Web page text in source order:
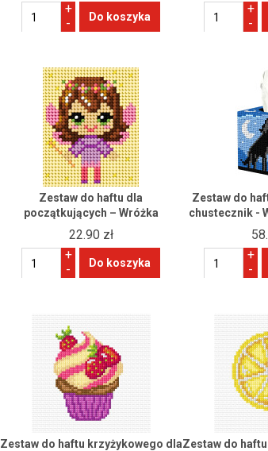
+
-
+
-
Zestaw do haftu dla
początkujących – Wróżka
22.90 zł
+
-
Zestaw do
chustecznik -
+
-
Zestaw do haftu krzyżykowego dlaZestaw do